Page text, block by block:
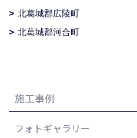
北葛城郡広陵町
北葛城郡河合町
施工事例
フォトギャラリー